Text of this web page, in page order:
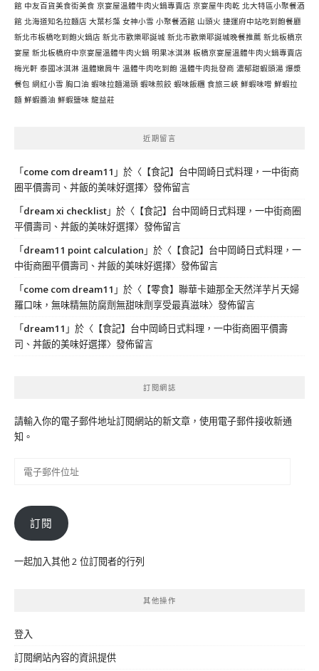
館 中友百貨美食街美食 京宴屋溫體牛肉火鍋專賣店 京宴屋牛肉乾 北大特區小聚餐酒
館 北海道知名拉麵店 大葉杉藻 女神小雪 小聚餐酒館 山頭火 捷運府中站吃到飽餐廳
新北市板橋吃到飽火鍋店 新北市歡樂耶誕城 新北市歡樂耶誕城晚餐推薦 新北板橋京
宴屋 新北板橋府中京宴屋溫體牛肉火鍋 明果冰淇淋 板橋京宴屋溫體牛肉火鍋專賣店
梅光軒 泰國冰淇淋 溫體嫩肩牛 溫體牛肉吃到飽 溫體牛肉批發商 濃郁甜蝦頭湯 爆漿
餐包 網紅小雪 胸口油 蝦味拉麵湯頭 蝦味煎餃 蝦味飯糰 食旅三峽 鮮蝦味噌 鮮蝦拉
麵 鮮蝦醬油 鮮蝦鹽味 龍益莊
近期留言
「come com dream11 」於〈 【食記】台中岡崎日式料理，一中街商
圈平價壽司、丼飯的美味好選擇〉發佈留言
「dream xi checklist」於〈 【食記】台中岡崎日式料理，一中街商圈
平價壽司、丼飯的美味好選擇〉發佈留言
「dream11 point calculation 」於〈 【食記】台中岡崎日式料理，一
中街商圈平價壽司、丼飯的美味好選擇〉發佈留言
「come com dream11 」於〈 【零食】聯華卡廸那全天然洋芋片天婦
羅口味，無味精無防腐劑無甜味劑享受最真滋味〉發佈留言
「dream11 」於〈 【食記】台中岡崎日式料理，一中街商圈平價壽
司、丼飯的美味好選擇〉發佈留言
訂閱網誌
請輸入你的電子郵件地址訂閱網站的新文章，使用電子郵件接收新通
知。
件
位
訂閱
一起加入其他 2 位訂閱者的行列
其他操作
登入
訂閱網站內容的資訊提供